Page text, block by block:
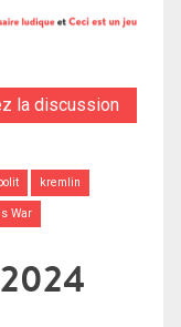
la discussion
kremlin
War